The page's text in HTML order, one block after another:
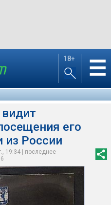
18+ ☰
его
из России
19:34 | последнее